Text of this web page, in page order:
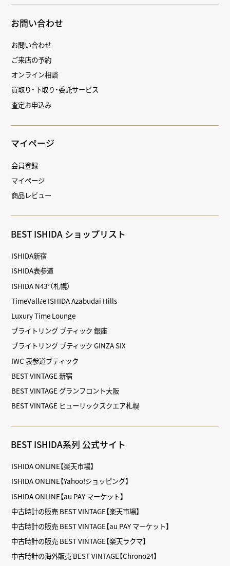
お問い合わせ
お問い合わせ
ご来店の予約
オンライン相談
買取り・下取り・委託サービス
査定お申込み
マイページ
会員登録
マイページ
商品レビュー
BEST ISHIDA ショップリスト
ISHIDA新宿
ISHIDA表参道
ISHIDA N43°（札幌）
TimeVallée ISHIDA Azabudai Hills
Luxury Time Lounge
ブライトリング ブティック 銀座
ブライトリング ブティック GINZA SIX
IWC 表参道ブティック
BEST VINTAGE 新宿
BEST VINTAGE グランフロント大阪
BEST VINTAGE ヒューリックスクエア札幌
BEST ISHIDA系列 公式サイト
ISHIDA ONLINE【楽天市場】
ISHIDA ONLINE【Yahoo!ショッピング】
ISHIDA ONLINE【au PAY マーケット】
中古時計の販売 BEST VINTAGE【楽天市場】
中古時計の販売 BEST VINTAGE【au PAY マーケット】
中古時計の販売 BEST VINTAGE【楽天ラクマ】
中古時計の海外販売 BEST VINTAGE【Chrono24】